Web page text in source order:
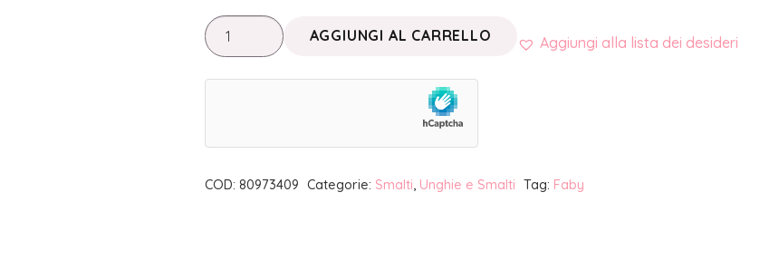
SMALTO
UNGHIE
I
FABY
AGGIUNGI AL CARRELLO Aggiungi alla lista dei desideri
COD: 80973409 Categorie: Smalti, Unghie e Smalti Tag: Faby